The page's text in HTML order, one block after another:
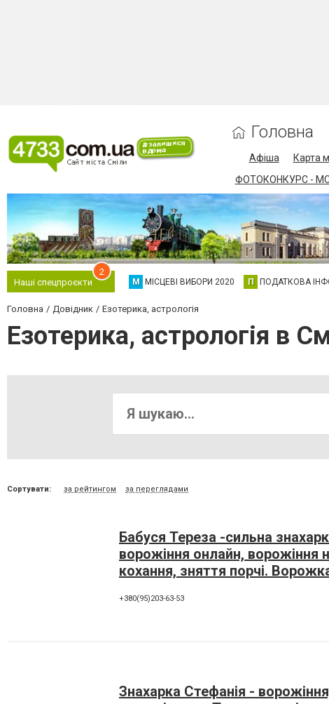
Головна
Афіша Карта
ФОТОКОНКУРС -
Наші спецпроєкти
2
М МІСЦЕВІ ВИБОРИ 2020 П ПОДАТКОВА
Головна Довідник Езотерика, астрологія
Езотерика, астрологія в
Сортувати: за рейтингом за переглядами
Бабуся Тереза -сильна
ворожіння онлайн, ворожіння
кохання, зняття порчі.
+380(95)203-63-53
Знахарка Стефанія -